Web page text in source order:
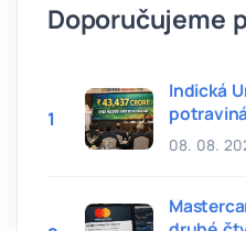
Doporučujeme
1
Indická
crore
08. 08.